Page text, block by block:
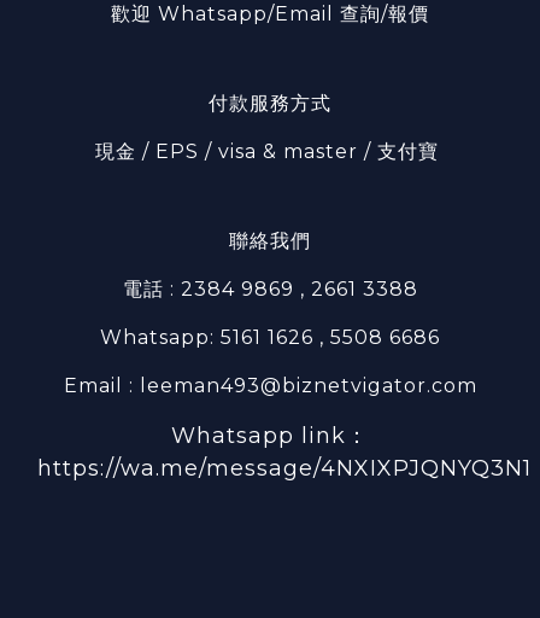
歡迎 Whatsapp/Email 查詢/報價
付款服務方式
現金 / EPS / visa & master / 支付寶
聯絡我們
電話 : 2384 9869 , 2661 3388
Whatsapp: 5161 1626 , 5508 6686
Email : leeman493@biznetvigator.com
Whatsapp link：
https://wa.me/message/4NXIXPJQNYQ3N1